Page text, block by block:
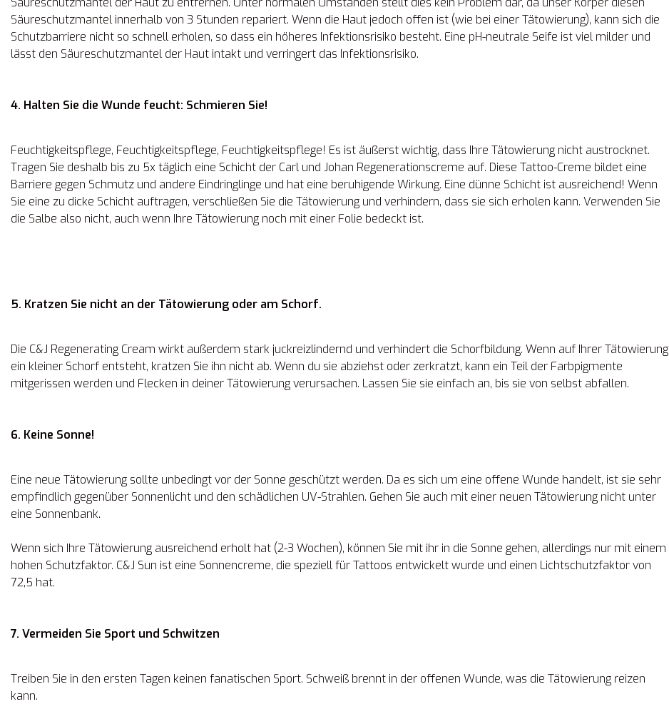
Säureschutzmantel innerhalb von 3 Stunden repariert. Wenn die Haut jedoch offen ist (wie bei einer Tätowierung), kann sich die
Schutzbarriere nicht so schnell erholen, so dass ein höheres Infektionsrisiko besteht. Eine pH-neutrale Seife ist viel milder und
lässt den Säureschutzmantel der Haut intakt und verringert das Infektionsrisiko.
4. Halten Sie die Wunde feucht: Schmieren Sie!
Feuchtigkeitspflege, Feuchtigkeitspflege, Feuchtigkeitspflege! Es ist äußerst wichtig, dass Ihre Tätowierung nicht austrocknet.
Tragen Sie deshalb bis zu 5x täglich eine Schicht der Carl und Johan Regenerationscreme auf. Diese Tattoo-Creme bildet eine
Barriere gegen Schmutz und andere Eindringlinge und hat eine beruhigende Wirkung. Eine dünne Schicht ist ausreichend! Wenn
Sie eine zu dicke Schicht auftragen, verschließen Sie die Tätowierung und verhindern, dass sie sich erholen kann. Verwenden Sie
die Salbe also nicht, auch wenn Ihre Tätowierung noch mit einer Folie bedeckt ist.
5. Kratzen Sie nicht an der Tätowierung oder am Schorf.
Die C&J Regenerating Cream wirkt außerdem stark juckreizlindernd und verhindert die Schorfbildung. Wenn auf Ihrer Tätowierung
ein kleiner Schorf entsteht, kratzen Sie ihn nicht ab. Wenn du sie abziehst oder zerkratzt, kann ein Teil der Farbpigmente
mitgerissen werden und Flecken in deiner Tätowierung verursachen. Lassen Sie sie einfach an, bis sie von selbst abfallen.
6. Keine Sonne!
Eine neue Tätowierung sollte unbedingt vor der Sonne geschützt werden. Da es sich um eine offene Wunde handelt, ist sie sehr
empfindlich gegenüber Sonnenlicht und den schädlichen UV-Strahlen. Gehen Sie auch mit einer neuen Tätowierung nicht unter
eine Sonnenbank.
Wenn sich Ihre Tätowierung ausreichend erholt hat (2-3 Wochen), können Sie mit ihr in die Sonne gehen, allerdings nur mit einem
hohen Schutzfaktor. C&J Sun ist eine Sonnencreme, die speziell für Tattoos entwickelt wurde und einen Lichtschutzfaktor von
72,5 hat.
7. Vermeiden Sie Sport und Schwitzen
Treiben Sie in den ersten Tagen keinen fanatischen Sport. Schweiß brennt in der offenen Wunde, was die Tätowierung reizen
kann.